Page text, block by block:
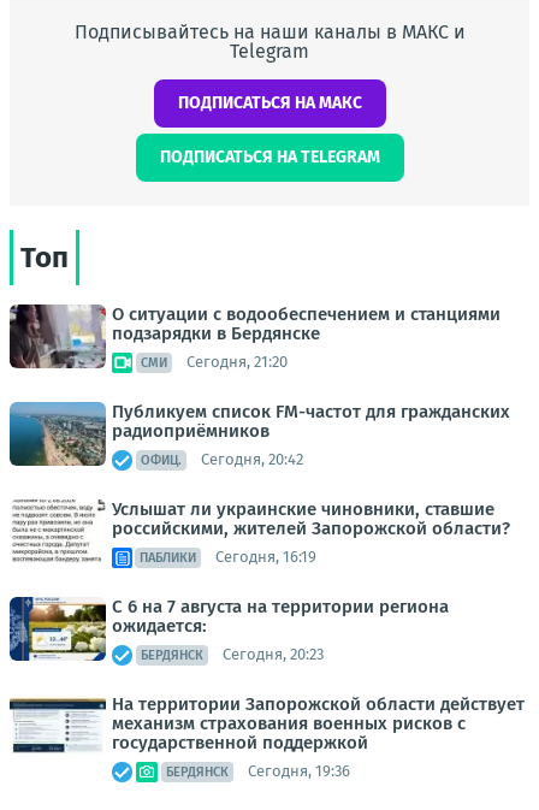
Подписывайтесь на наши каналы в МАКС и
Telegram
ПОДПИСАТЬСЯ НА МАКС
ПОДПИСАТЬСЯ НА TELEGRAM
Топ
О ситуации с водообеспечением и станциями
подзарядки в Бердянске
СМИ Сегодня, 21:20
Публикуем список FM-частот для гражданских
радиоприёмников
ОФИЦ. Сегодня, 20:42
Услышат ли украинские чиновники, ставшие
российскими, жителей Запорожской области?
ПАБЛИКИ Сегодня, 16:19
С 6 на 7 августа на территории региона
ожидается:
БЕРДЯНСК Сегодня, 20:23
На территории Запорожской области действует
механизм страхования военных рисков с
государственной поддержкой
БЕРДЯНСК Сегодня, 19:36